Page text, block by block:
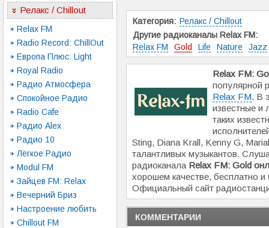
Релакс / Chillout
Relax FM
Radio Record: ChillOut
Европа Плюс: Light
Royal Radio
Радио Атмосфера
Спокойное Радио
Radio Cafe
Радио Alex
Радио 10
Лёгкое Радио
Modul FM
Зайцев FM: Relax
Вечерний Бриз
Настроение любить
Chillout FM
Категория: Релакс / Chillout
Другие радиоканалы Relax FM:
Relax FM
Gold Life Nature Jazz
Relax FM:
популярной
Relax FM. В
известные и
таких
Sting, Diana Krall, Kenny G,
талантливых музыкантов.
радиоканала Relax FM: Gold
хорошем качестве, бесплатно и
Официальный сайт
КОММЕНТАРИИ